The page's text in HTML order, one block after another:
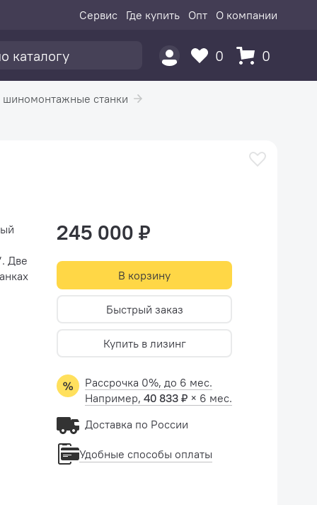
Сервис Где купить Опт О компании
0 0
станки
245 000 ₽
В корзину
Быстрый заказ
Купить в лизинг
Рассрочка 0%, до 6 мес.
Например, 40 833 ₽ × 6 мес.
Доставка по России
Удобные способы оплаты